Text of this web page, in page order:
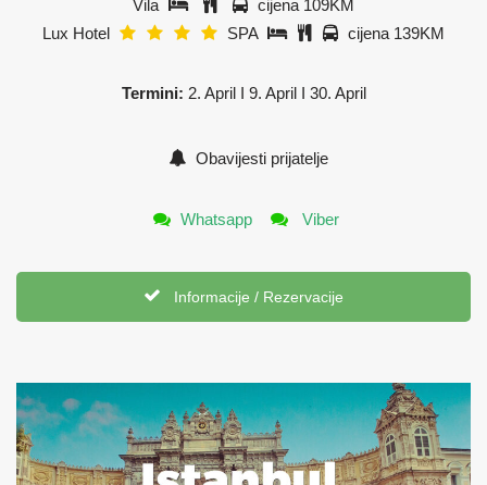
Vila
cijena 109KM
Lux Hotel
SPA cijena 139KM
Termini: 2. April I 9. April I 30. April
Obavijesti prijatelje
Whatsapp Viber
Informacije / Rezervacije